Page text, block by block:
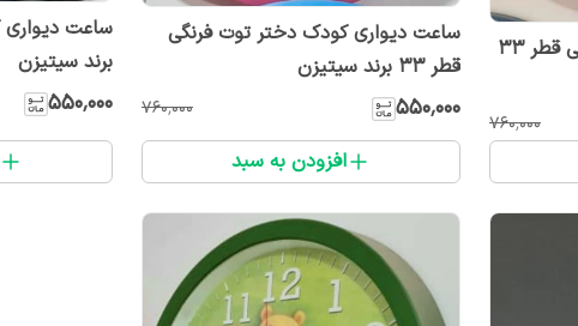
ساعت دیواری کودک طرح کیتی قطر ۳۳
۷۶۰٬۰۰۰
ساعت دیواری کودک دختر توت فرنگی
قطر ۳۳ برند سیتیزن
۵۵۰٬۰۰۰ ۷۶۰٬۰۰۰
افزودن به سبد
برند سیتیزن
۵۵۰٬۰۰۰